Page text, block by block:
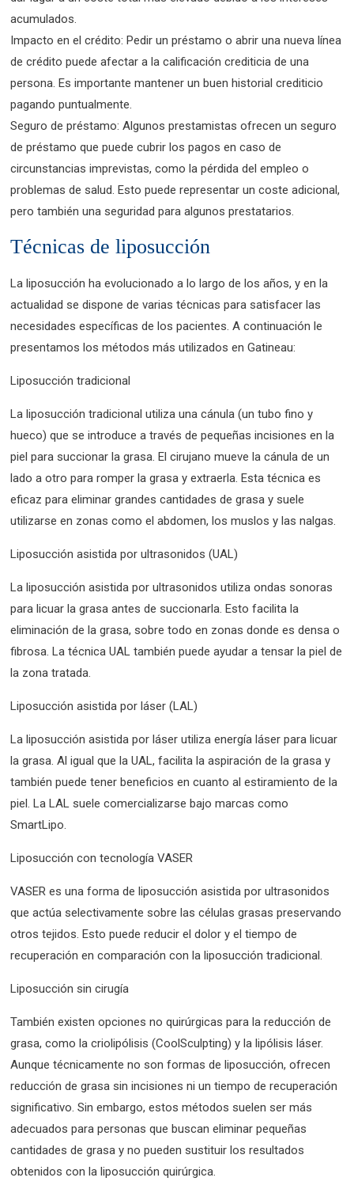
acumulados.
Impacto en el crédito: Pedir un préstamo o abrir una nueva línea
de crédito puede afectar a la calificación crediticia de una
persona. Es importante mantener un buen historial crediticio
pagando puntualmente.
Seguro de préstamo: Algunos prestamistas ofrecen un seguro
de préstamo que puede cubrir los pagos en caso de
circunstancias imprevistas, como la pérdida del empleo o
problemas de salud. Esto puede representar un coste adicional,
pero también una seguridad para algunos prestatarios.
Técnicas de liposucción
La liposucción ha evolucionado a lo largo de los años, y en la
actualidad se dispone de varias técnicas para satisfacer las
necesidades específicas de los pacientes. A continuación le
presentamos los métodos más utilizados en Gatineau:
Liposucción tradicional
La liposucción tradicional utiliza una cánula (un tubo fino y
hueco) que se introduce a través de pequeñas incisiones en la
piel para succionar la grasa. El cirujano mueve la cánula de un
lado a otro para romper la grasa y extraerla. Esta técnica es
eficaz para eliminar grandes cantidades de grasa y suele
utilizarse en zonas como el abdomen, los muslos y las nalgas.
Liposucción asistida por ultrasonidos (UAL)
La liposucción asistida por ultrasonidos utiliza ondas sonoras
para licuar la grasa antes de succionarla. Esto facilita la
eliminación de la grasa, sobre todo en zonas donde es densa o
fibrosa. La técnica UAL también puede ayudar a tensar la piel de
la zona tratada.
Liposucción asistida por láser (LAL)
La liposucción asistida por láser utiliza energía láser para licuar
la grasa. Al igual que la UAL, facilita la aspiración de la grasa y
también puede tener beneficios en cuanto al estiramiento de la
piel. La LAL suele comercializarse bajo marcas como
SmartLipo.
Liposucción con tecnología VASER
VASER es una forma de liposucción asistida por ultrasonidos
que actúa selectivamente sobre las células grasas preservando
otros tejidos. Esto puede reducir el dolor y el tiempo de
recuperación en comparación con la liposucción tradicional.
Liposucción sin cirugía
También existen opciones no quirúrgicas para la reducción de
grasa, como la criolipólisis (CoolSculpting) y la lipólisis láser.
Aunque técnicamente no son formas de liposucción, ofrecen
reducción de grasa sin incisiones ni un tiempo de recuperación
significativo. Sin embargo, estos métodos suelen ser más
adecuados para personas que buscan eliminar pequeñas
cantidades de grasa y no pueden sustituir los resultados
obtenidos con la liposucción quirúrgica.